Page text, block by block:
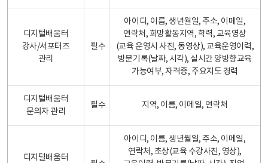
디지털배움터
강사/서포터즈
관리
필수
아이디, 이름, 생년월일, 주소, 이메일,
연락처, 희망활동지역, 학력, 교육영상
(교육 운영시 사진, 동영상), 교육운영이력,
방문기록(날짜, 시각), 실시간 양방향교육
가능여부, 자격증, 주요지도 경력
디지털배움터
문의자 관리
필수 지역, 이름, 이메일, 연락처
디지털배움터
아이디, 이름, 생년월일, 주소, 이메일,
연락처, 초상(교육 수강사진, 영상),